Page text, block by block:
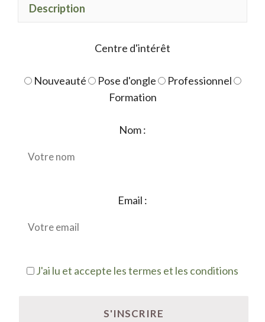
Description
Centre d'intérêt
Nouveauté Pose d'ongle
Professionnel
Formation
Nom :
Email :
J'ai lu et accepte les termes et les conditions